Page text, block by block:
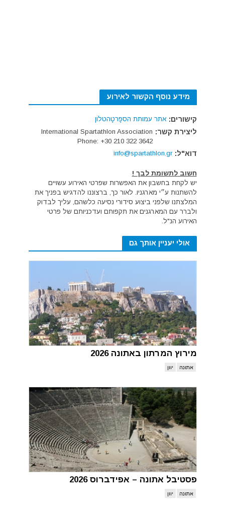
מידע נוסף הקשור לאירוע
קישורים: אתר עמותת הספָרטָהטלוֹן
ליצירת קשר: International Spartathlon Association
Phone: +30 210 322 3642
דוא"ל: info@spartathlon.gr
חשוב לתשומת לבך !
יש לקחת בחשבון את האפשרות שפרטי האירוע עשויים
להשתנות ע״י מארגניו. לאור כך, ברצוננו להדגיש בפניך את
המלצתנו שלפני ביצוע סידורי נסיעה כלשהם, עליך לבדוק
ולברר עם המארגנים את תקפותם ועדכניותם של פרטי
האירוע הנ"ל.
אולי יעניין אותך גם
מירוץ המרתון באתונה 2026
אתונה יוון
פסטיבל אתונה – אפידברוס 2026
אתונה יוון